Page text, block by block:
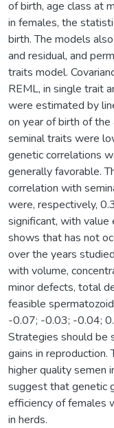
of birth, age class at
in females, the
birth. The models
and residual, and
traits model.
REML, in single trait
were estimated by
on year of birth of
seminal traits were
genetic correlations
generally favorable.
correlation with
were, respectively,
significant, with
shows that has not
over the years
with volume,
minor defects, total
feasible
-0.07; -0.03; -0.04;
Strategies should be
gains in reproduction.
higher quality semen
suggest that genetic
efficiency of females
in herds.